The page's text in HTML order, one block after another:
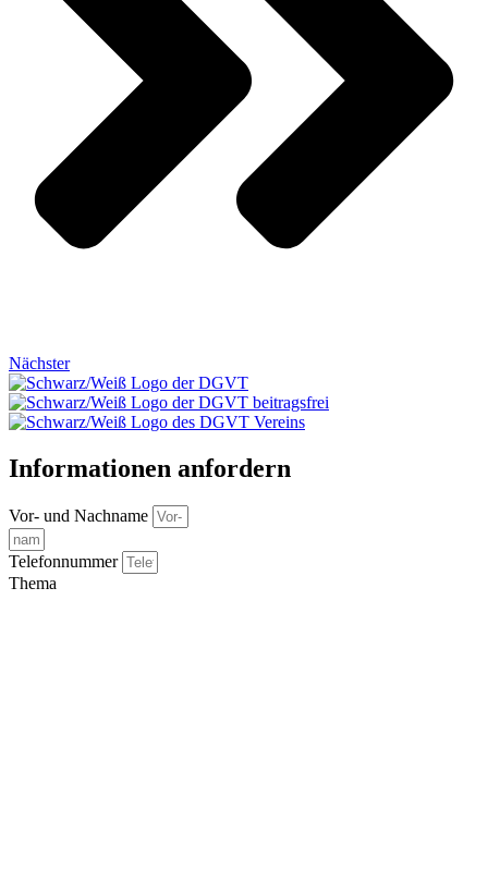
Nächster
Informationen anfordern
Vor- und Nachname
Telefonnummer
Thema